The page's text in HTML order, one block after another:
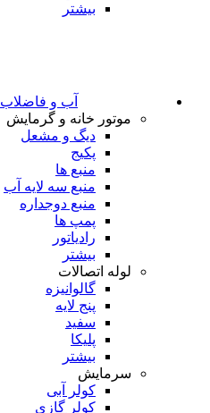
بیشتر
آب و فاضلاب
موتور خانه و گرمایش
دیگ و مشعل
پکیج
منبع ها
منبع سه لایه آب
منبع دوجداره
پمپ ها
رادیاتور
بیشتر
لوله اتصالات
گالوانیزه
پنج لایه
سفید
پلیکا
بیشتر
سرمایش
کولر آبی
کولر گازی